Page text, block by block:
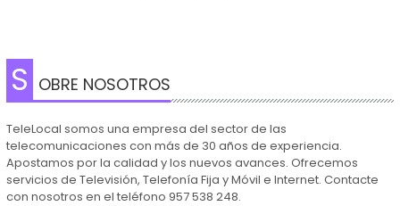
S OBRE NOSOTROS
TeleLocal somos una empresa del sector de las
telecomunicaciones con más de 30 años de experiencia.
Apostamos por la calidad y los nuevos avances. Ofrecemos
servicios de Televisión, Telefonía Fija y Móvil e Internet. Contacte
con nosotros en el teléfono 957 538 248.